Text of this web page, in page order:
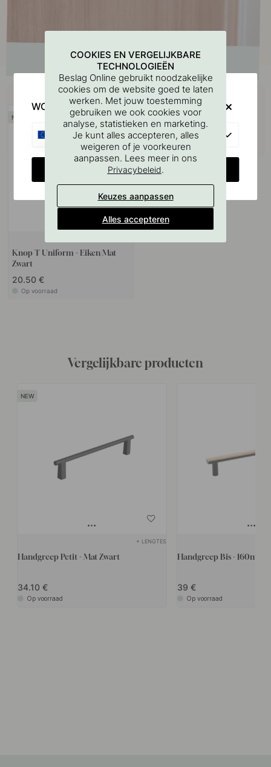
Koop samen met
Knop T Uniform - Eiken/Mat
Zwart
20.50 €
Op voorraad
Vergelijkbare producten
+ LENGTES
Handgreep Petit - Mat Zwart
34.10
Op voorraad
Handgreep Bis - 160mm
39
Op voorraad
COOKIES EN VERGELIJKBARE
TECHNOLOGIEËN
Beslag Online gebruikt noodzakelijke
cookies om de website goed te laten
werken. Met jouw toestemming
gebruiken we ook cookies voor
analyse, statistieken en marketing.
Je kunt alles accepteren, alles
weigeren of je voorkeuren
aanpassen. Lees meer in ons
Privacybeleid.
Keuzes aanpassen
Alles accepteren
WOULD YOU RATHER VISIT?
CHANGE COUNTRY